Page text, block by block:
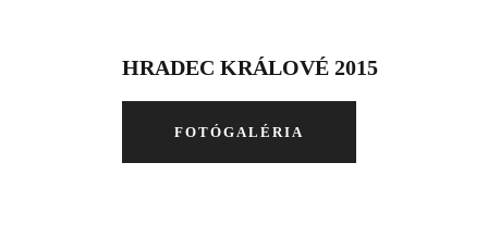
HRADEC KRÁLOVÉ 2015
FOTÓGALÉRIA